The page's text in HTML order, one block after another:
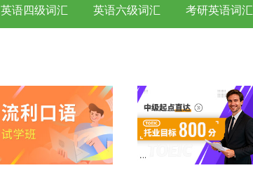
英语四级词汇 英语六级词汇 考研英语词汇